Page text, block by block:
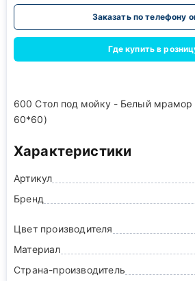
Заказать по телефону
Где купить в
600 Стол под мойку - Белый
60*60)
Характеристики
Артикул
Бренд
Цвет производителя
Материал
Страна-производитель